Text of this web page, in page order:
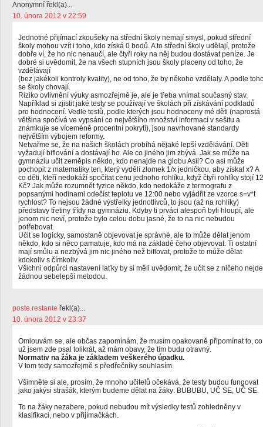
Anonymní řekl(a)...
10. února 2012 v 22:59
Jednotné přijímací zkoušeky na střední školy nemají smysl, pokud střední
školy mohou vzít i toho, kdo získá 0 bodů. A to střední školy udělají, protože
dobře ví, že ho nic nenaučí, ale čtyři roky na něj budou dostávat peníze. Je
dobré si uvědomit, že na všech stupních jsou školy placeny od toho, že
vzdělávají
(bez jakékoli kontroly kvality), ne od toho, že by někoho vzdělaly. A podle
se školy chovají.
Riziko ovlivnění výuky asmozřejmě je, ale je třeba vnímat současný stav.
Například si zjistit jaké testy se používají ve školách při získávání podkladů
pro hodnocení. Vedle testů, podle kterých jsou hodnoceny mé děti (naprostá
většina spočívá ve vypsání co největšího množství informací v sešitu a
známkuje se víceméně procentní pokrytí), jsou navrhované standardy
největším výbojem reformy.
Netvařme se, že na našich školách probíhá nějaké lepší vzdělávání. Děti
vyžadují biflování a dostávají ho. Ale co jiného jim zbývá. Jak se může na
gymnáziu učit zeměpis někdo, kdo nenajde na globu Asii? Co asi může
pochopit z matematiky ten, který vydělí zlomek 1/x jedničkou, aby získal x? A
co děti, kteří nedokáží spočítat cenu jednoho rohlíku, když čtyři rohlíky stojí 12
Kč? Jak může rozumnět fyzice někdo, kdo nedokáže z termografu z
popsanými hodinami odečíst teplotu ve 12:00 nebo vyjádřit ze vzorce s=v*t
rychlost? To nejsou žádné výstřelky jednotlivců, to jsou (až na rohlíky)
představy třetiny třídy na gymnáziu. Kdyby ti prváci alespoň byli hloupí, ale
jenom nic neví, protože bylo celou dobu jasné, že to na nic nebudou
potřebovat.
Učit se logicky, samostaně objevovat je správné, ale to může dělat jenom
někdo, kdo si něco pamatuje, kdo má na základě čeho objevovat. Ti ostatní
mají smůlu a nezbývá jim nic jiného než biflovat, protože to může dělat
kdokoliv s čímkoliv.
Všichni odpůrci nastavení laťky by si měli uvědomit, že učit se z ničeho
žádnou sebelepší metodou.
poste.restante řekl(a)...
10. února 2012 v 23:37
Omlouvám se, ale občas zapomínám, že musím opakovaně připomínat to, co
už jsem zde psal tolikrát, až mám obavy, že tím budu otravný.
Normativ na žáka je základem veškerého úpadku.
V tom tedy samozřejmě s předřečníky souhlasím.
Všimněte si ale, prosím, že mnoho učitelů očekává, že testy budou fungovat
jako jakýsi strašák, kterým budeme dělat na žáky: BUBUBU, UČ SE, UČ SE.
To na žáky nezabere, pokud nebudou mít výsledky testů zohledněny v
klasifikaci, nebo v přijímačkách.